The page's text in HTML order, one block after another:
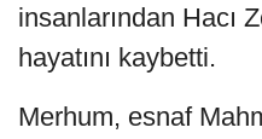
insanlarından Hacı
hayatını kaybetti.
Merhum, esnaf